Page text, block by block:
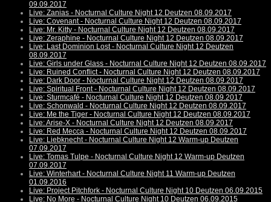
09.09.2017
Live: Zanias - Nocturnal Culture Night 12 Deutzen 08.09.2017
Live: Covenant - Nocturnal Culture Night 12 Deutzen 08.09.2017
Live: Mr. Kitty - Nocturnal Culture Night 12 Deutzen 08.09.2017
Live: Zeraphine - Nocturnal Culture Night 12 Deutzen 08.09.2017
Live: Last Dominion Lost - Nocturnal Culture Night 12 Deutzen
08.09.2017
Live: Girls under Glass - Nocturnal Culture Night 12 Deutzen 08.09.2017
Live: Ruined Conflict - Nocturnal Culture Night 12 Deutzen 08.09.2017
Live: Dark Door - Nocturnal Culture Night 12 Deutzen 08.09.2017
Live: Spiritual Front - Nocturnal Culture Night 12 Deutzen 08.09.2017
Live: Sturmcafé - Nocturnal Culture Night 12 Deutzen 08.09.2017
Live: Schonwald - Nocturnal Culture Night 12 Deutzen 08.09.2017
Live: Me the Tiger - Nocturnal Culture Night 12 Deutzen 08.09.2017
Live: Arise-X - Nocturnal Culture Night 12 Deutzen 08.09.2017
Live: Red Mecca - Nocturnal Culture Night 12 Deutzen 08.09.2017
Live: Liebknecht - Nocturnal Culture Night 12 Warm-up Deutzen
07.09.2017
Live: Tomas Tulpe - Nocturnal Culture Night 12 Warm-up Deutzen
07.09.2017
Live: Winterhart - Nocturnal Culture Night 11 Warm-up Deutzen
01.09.2016
Live: Project Pitchfork - Nocturnal Culture Night 10 Deutzen 06.09.2015
Live: No More - Nocturnal Culture Night 10 Deutzen 06.09.2015